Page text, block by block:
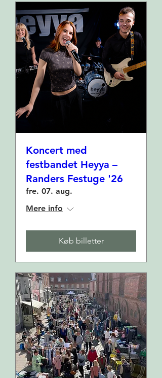
Koncert med
festbandet Heyya –
Randers Festuge '26
fre. 07. aug.
Mere info
Køb billetter